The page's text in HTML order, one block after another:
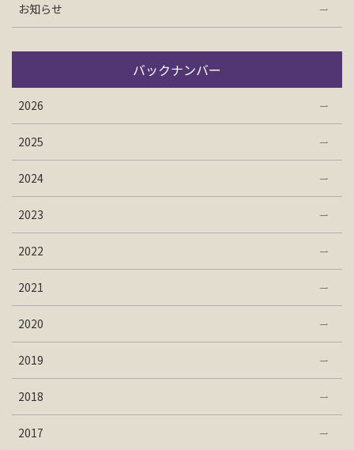
お知らせ
バックナンバー
2026
2025
2024
2023
2022
2021
2020
2019
2018
2017